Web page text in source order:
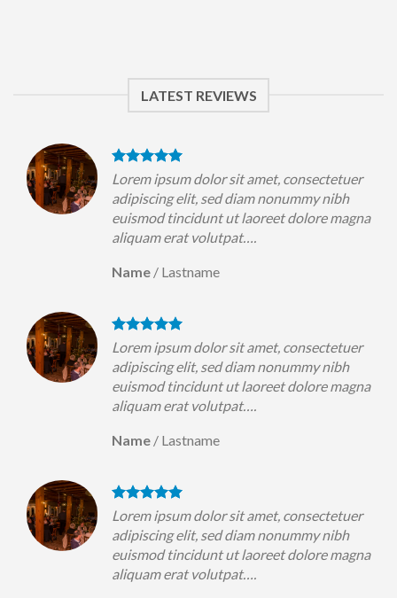
LATEST REVIEWS
Lorem ipsum dolor sit amet, consectetuer
adipiscing elit, sed diam nonummy nibh
euismod tincidunt ut laoreet dolore magna
aliquam erat volutpat….
Name / Lastname
Lorem ipsum dolor sit amet, consectetuer
adipiscing elit, sed diam nonummy nibh
euismod tincidunt ut laoreet dolore magna
aliquam erat volutpat….
Name / Lastname
Lorem ipsum dolor sit amet, consectetuer
adipiscing elit, sed diam nonummy nibh
euismod tincidunt ut laoreet dolore magna
aliquam erat volutpat….